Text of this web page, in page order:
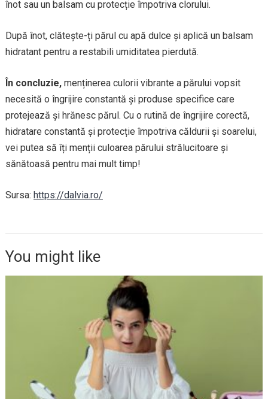
înot sau un balsam cu protecție împotriva clorului.
După înot, clătește-ți părul cu apă dulce și aplică un balsam
hidratant pentru a restabili umiditatea pierdută.
În concluzie,menținerea culorii vibrante a părului vopsit
necesită o îngrijire constantă și produse specifice care
protejează și hrănesc părul. Cu o rutină de îngrijire corectă,
hidratare constantă și protecție împotriva căldurii și soarelui,
vei putea să îți menții culoarea părului strălucitoare și
sănătoasă pentru mai mult timp!
Sursa: https://dalvia.ro/
You might like